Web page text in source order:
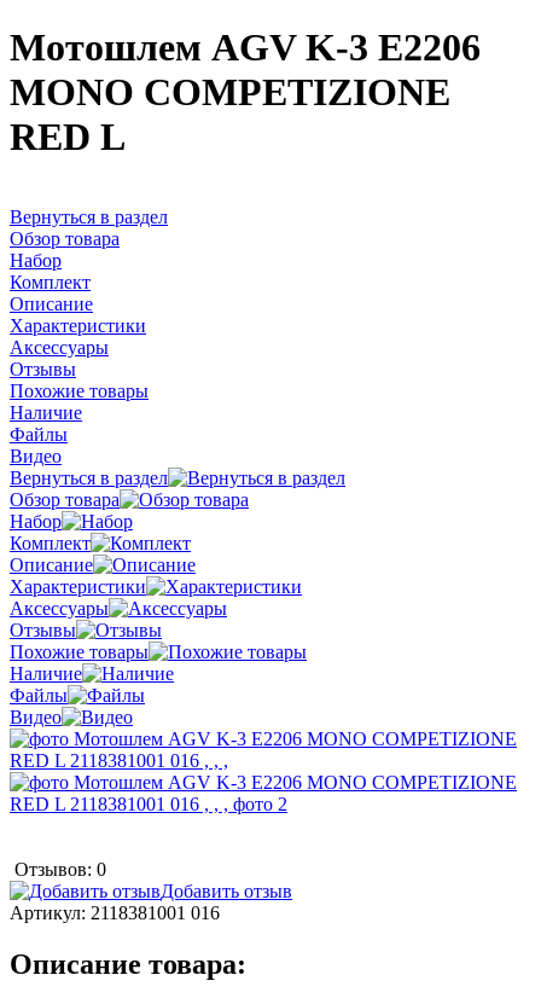
Мотошлем AGV K-3 E2206
MONO COMPETIZIONE
RED L
Вернуться в раздел
Обзор товара
Набор
Комплект
Описание
Характеристики
Аксессуары
Отзывы
Похожие товары
Наличие
Файлы
Видео
Вернуться в раздел
Обзор товара
Набор
Комплект
Описание
Характеристики
Аксессуары
Отзывы
Похожие товары
Наличие
Файлы
Видео
Отзывов: 0
Добавить отзыв
Артикул: 2118381001 016
Описание товара: